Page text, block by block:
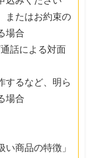
またはお約束の
場合
話による対面
るなど、明ら
場合
商品の特徴」